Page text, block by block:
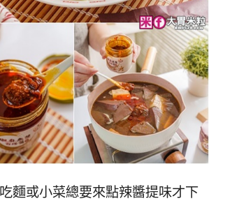
麵或小菜總要來點辣醬提味才下